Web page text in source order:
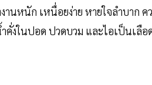
านหนัก เหนื่อยง่าย หายใจลำบาก
คั่งในปอด ปวดบวม และไอเป็นเลือ